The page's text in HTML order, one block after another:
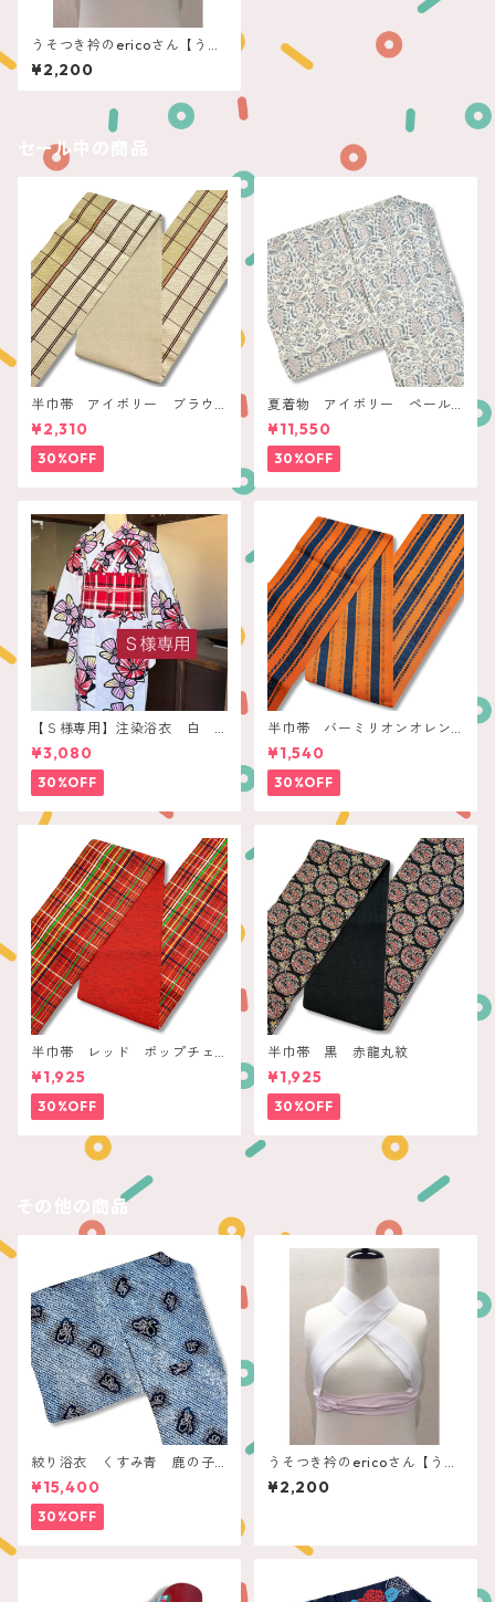
うそつき衿のericoさん【うさ
ぎやoriginal】
¥2,200
セール中の商品
半巾帯 アイボリー ブラウ
ンチェック
¥2,310
30%OFF
夏着物 アイボリー ペール
ボタニカル
¥11,550
30%OFF
【Ｓ様専用】注染浴衣 白
赤いレトロフラワー
¥3,080
30%OFF
半巾帯 バーミリオンオレン
ジ ネイビー縞
¥1,540
30%OFF
半巾帯 レッド ポップチェ
ック
¥1,925
30%OFF
半巾帯 黒 赤龍丸紋
¥1,925
30%OFF
その他の商品
絞り浴衣 くすみ青 鹿の子
にプチ蝶々
¥15,400
30%OFF
うそつき衿のericoさん【うさ
ぎやoriginal】
¥2,200